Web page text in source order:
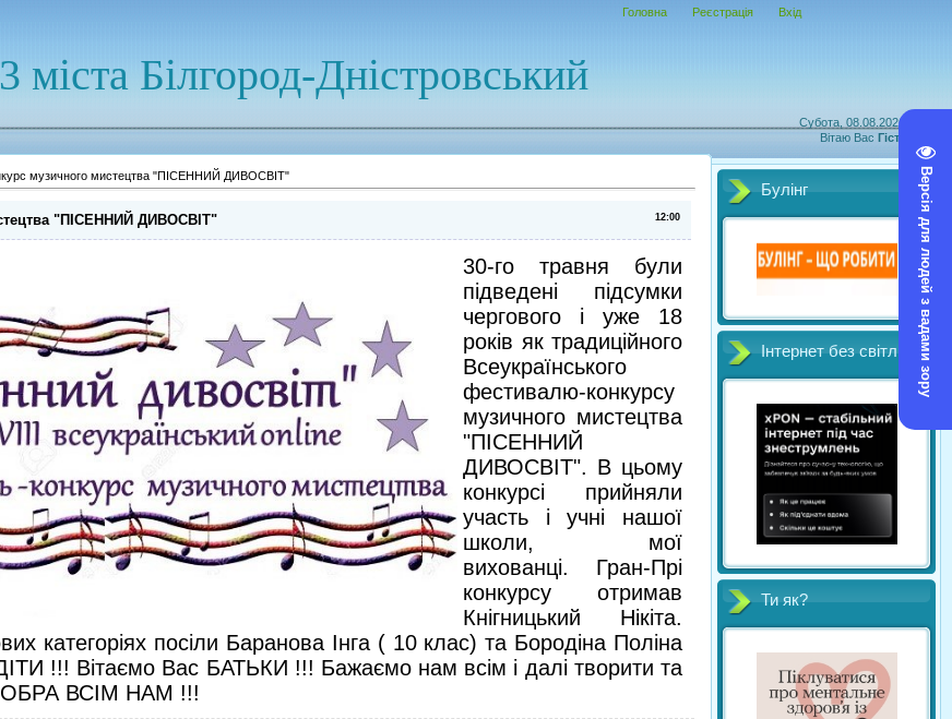
Версія для людей з вадами зору
Субота, 08.08.2026, 03:32
Вітаю Вас Гість
міста Білгород-Дністровський
Головна Реєстрація Вхід
музичного мистецтва "ПІСЕННИЙ ДИВОСВІТ"
12:00
"ПІСЕННИЙ ДИВОСВІТ"
30-го травня були
підведені підсумки
чергового і уже 18
років як традиційного
Всеукраїнського
фестивалю-конкурсу
музичного мистецтва
"ПІСЕННИЙ
ДИВОСВІТ". В цьому
конкурсі прийняли
участь і учні нашої
школи, мої
вихованці. Гран-Прі
конкурсу отримав
Кнігницький Нікіта.
категоріях посіли Баранова Інга ( 10 клас) та Бородіна Поліна
!!! Вітаємо Вас БАТЬКИ !!! Бажаємо нам всім і далі творити та
ВСІМ НАМ !!!
Булінг
Інтернет без світл
Ти як?